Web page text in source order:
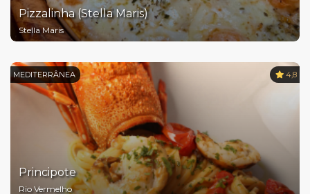
Pizzalinha (Stella Maris)
Stella Maris
MEDITERRÂNEA 4,8
Principote
Rio Vermelho